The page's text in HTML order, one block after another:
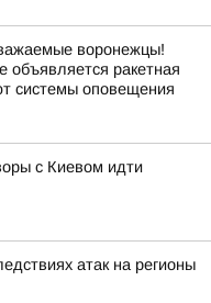
воронежцы!
объявляется ракетная
системы оповещения
с Киевом идти
атак на регионы